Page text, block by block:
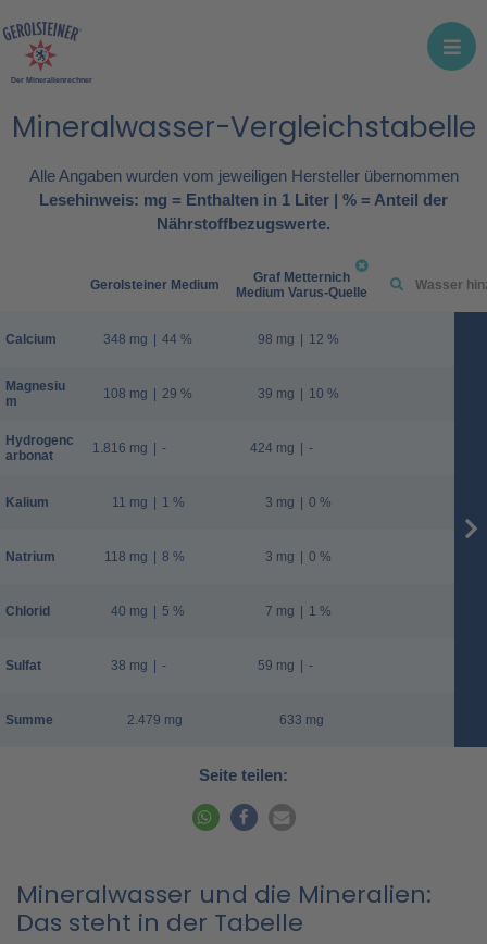
Der Mineralienrechner
Mineralwasser-Vergleichstabelle
Alle Angaben wurden vom jeweiligen Hersteller übernommen
Lesehinweis: mg = Enthalten in 1 Liter | % = Anteil der
Nährstoffbezugswerte.
Calcium
Magnesiu
m
Hydrogenc
arbonat
Kalium
Natrium
Chlorid
Sulfat
Summe
Gerolsteiner Medium
348 mg | 44 %
108 mg | 29 %
1.816 mg | -
11 mg | 1 %
118 mg | 8 %
40 mg | 5 %
38 mg | -
2.479 mg
Graf Metternich
Medium Varus-Quelle
98 mg | 12 %
39 mg | 10 %
424 mg | -
3 mg | 0 %
3 mg | 0 %
7 mg | 1 %
59 mg | -
633 mg
Seite teilen:
Mineralwasser und die Mineralien:
Das steht in der Tabelle